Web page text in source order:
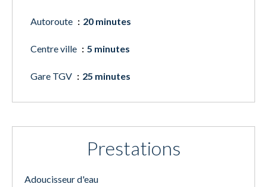
Autoroute 20 minutes
Centre ville 5 minutes
Gare TGV 25 minutes
Prestations
Adoucisseur d'eau